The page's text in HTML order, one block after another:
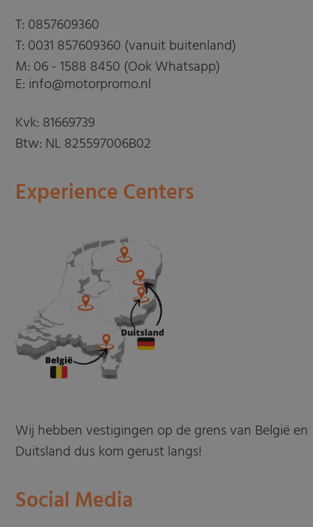
T: 0857609360
T: 0031 857609360 (vanuit buitenland)
M: 06 - 1588 8450 (Ook Whatsapp)
E: info@motorpromo.nl
Kvk: 81669739
Btw: NL 825597006B02
Experience Centers
Wij hebben vestigingen op de grens van België en
Duitsland dus kom gerust langs!
Social Media